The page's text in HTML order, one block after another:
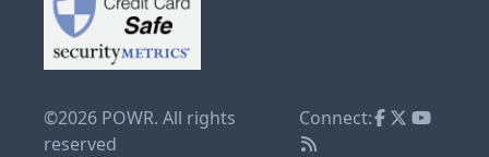
©2026 POWR. All rights
reserved
Connect: